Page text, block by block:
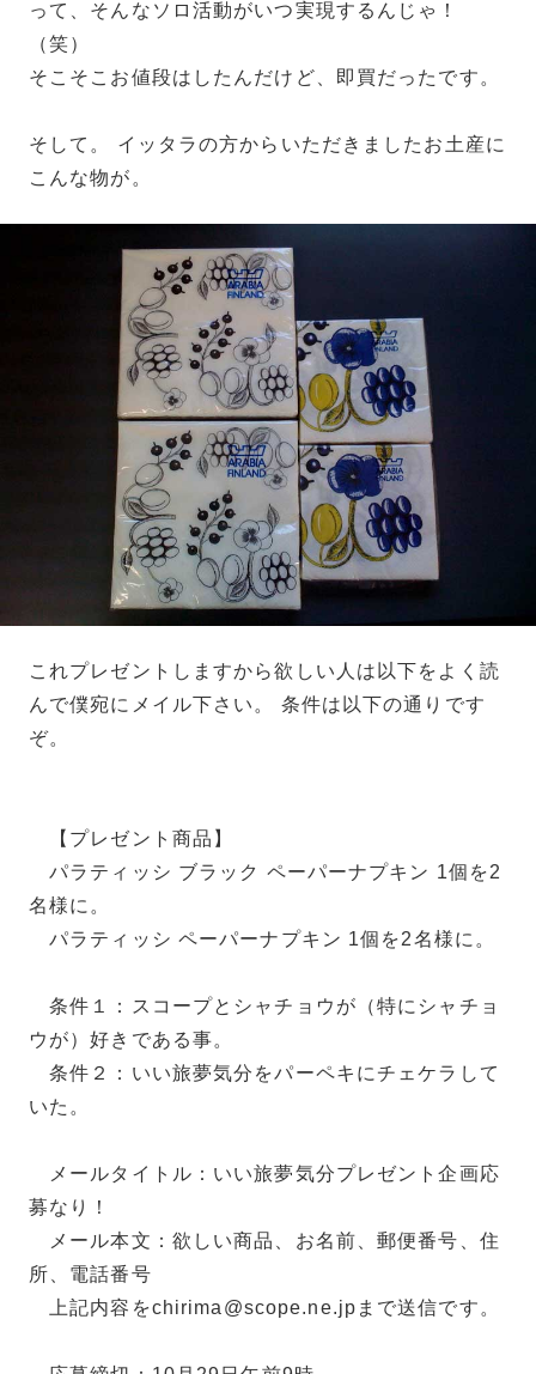
って、そんなソロ活動がいつ実現するんじゃ！
（笑）
そこそこお値段はしたんだけど、即買だったです。
そして。 イッタラの方からいただきましたお土産に
こんな物が。
これプレゼントしますから欲しい人は以下をよく読
んで僕宛にメイル下さい。 条件は以下の通りです
ぞ。
【プレゼント商品】
パラティッシ ブラック ペーパーナプキン 1個を2
名様に。
パラティッシ ペーパーナプキン 1個を2名様に。
条件１：スコープとシャチョウが（特にシャチョ
ウが）好きである事。
条件２：いい旅夢気分をパーペキにチェケラして
いた。
メールタイトル：いい旅夢気分プレゼント企画応
募なり！
メール本文：欲しい商品、お名前、郵便番号、住
所、電話番号
上記内容をchirima@scope.ne.jpまで送信です。